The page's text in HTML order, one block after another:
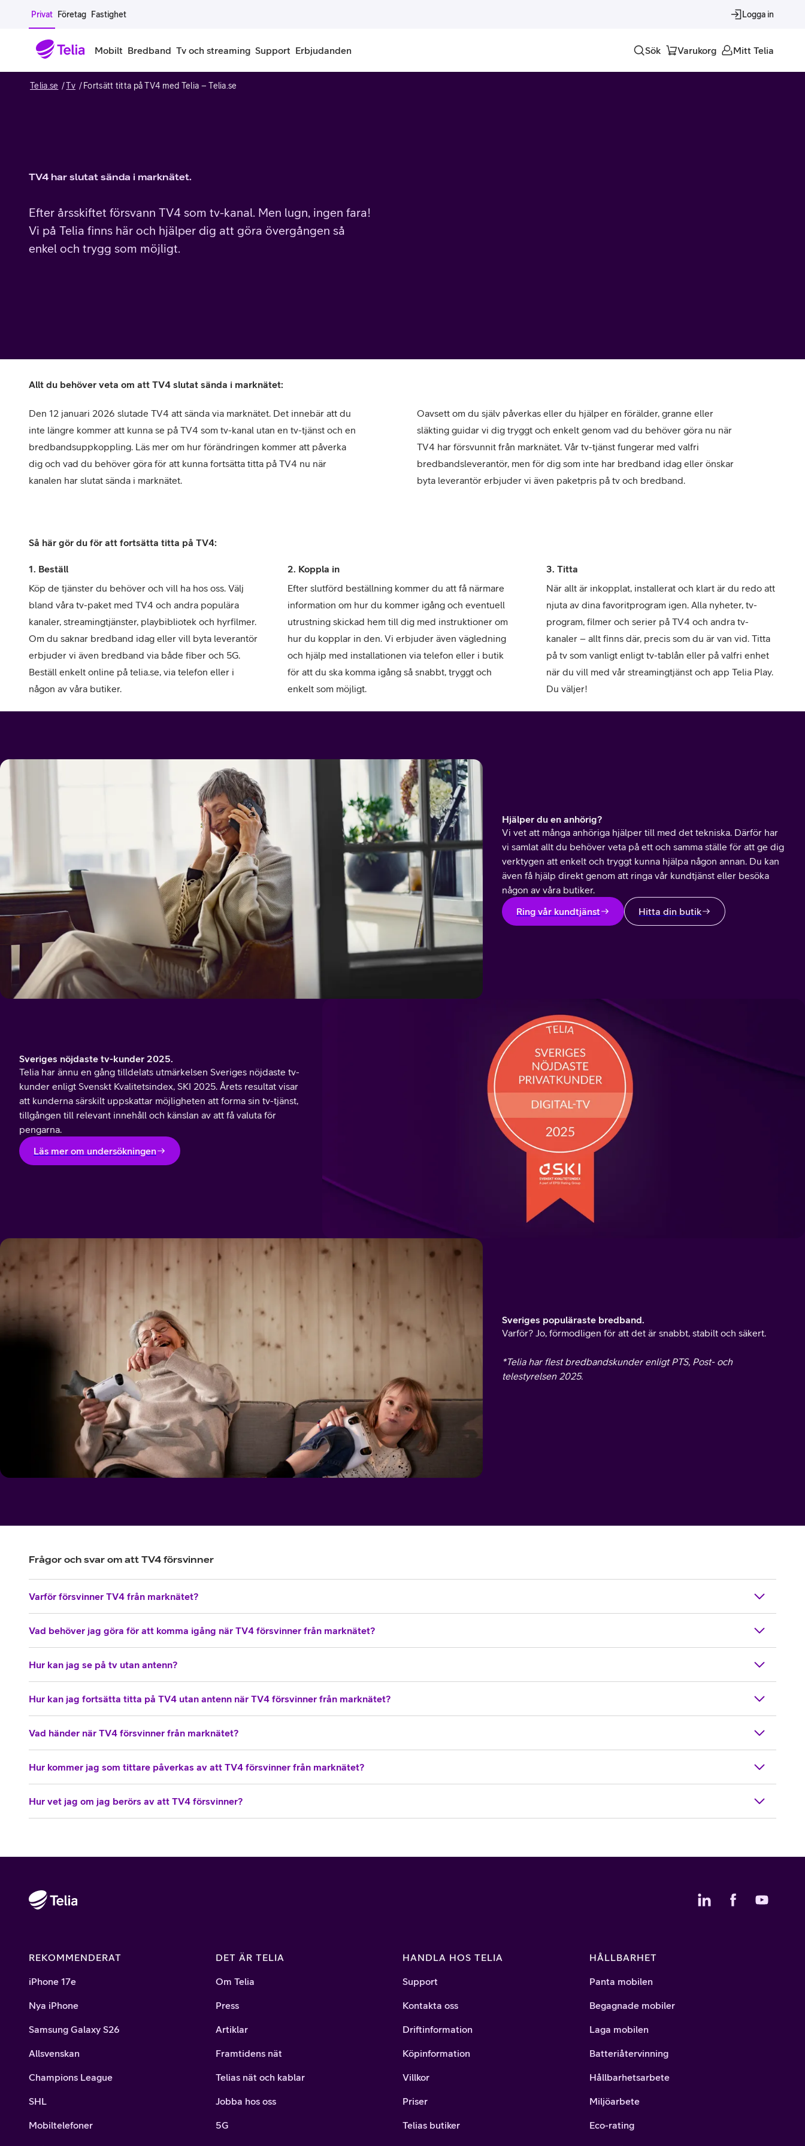
Gå till sidans innehåll
Privat Företag Fastighet Logga in
Mobilt
Google Pixel
Alla mobiltelefoner
Begagnade mobiltelefoner
Mobilabonnemang för pensionär
Samsung Galaxy Watch
Alla smartwatches
Wifi Surfplattor
Bredband Tv och streaming Support Erbjudanden Sök Varukorg Mitt Telia
Telia.se Tv Fortsätt titta på TV4 med Telia – Telia.se
TV4 har slutat sända i marknätet.
Efter årsskiftet försvann TV4 som tv-kanal. Men lugn, ingen fara!
Vi på Telia finns här och hjälper dig att göra övergången så
enkel och trygg som möjligt.
Allt du behöver veta om att TV4 slutat sända i marknätet:
Den 12 januari 2026 slutade TV4 att sända via marknätet. Det innebär att du
inte längre kommer att kunna se på TV4 som tv-kanal utan en tv-tjänst och en
bredbandsuppkoppling. Läs mer om hur förändringen kommer att påverka
dig och vad du behöver göra för att kunna fortsätta titta på TV4 nu när
kanalen har slutat sända i marknätet.
Oavsett om du själv påverkas eller du hjälper en förälder, granne eller
släkting guidar vi dig tryggt och enkelt genom vad du behöver göra nu när
TV4 har försvunnit från marknätet. Vår tv-tjänst fungerar med valfri
bredbandsleverantör, men för dig som inte har bredband idag eller önskar
byta leverantör erbjuder vi även paketpris på tv och bredband.
Så här gör du för att fortsätta titta på TV4:
1. Beställ
Köp de tjänster du behöver och vill ha hos oss. Välj
bland våra tv-paket med TV4 och andra populära
kanaler, streamingtjänster, playbibliotek och hyrfilmer.
Om du saknar bredband idag eller vill byta leverantör
erbjuder vi även bredband via både fiber och 5G.
Beställ enkelt online på telia.se, via telefon eller i
någon av våra butiker.
2. Koppla in
Efter slutförd beställning kommer du att få närmare
information om hur du kommer igång och eventuell
utrustning skickad hem till dig med instruktioner om
hur du kopplar in den. Vi erbjuder även vägledning
och hjälp med installationen via telefon eller i butik
för att du ska komma igång så snabbt, tryggt och
enkelt som möjligt.
3. Titta
När allt är inkopplat, installerat och klart är du redo att
njuta av dina favoritprogram igen. Alla nyheter, tv-
program, filmer och serier på TV4 och andra tv-
kanaler – allt finns där, precis som du är van vid. Titta
på tv som vanligt enligt tv-tablån eller på valfri enhet
när du vill med vår streamingtjänst och app Telia Play.
Du väljer!
Hjälper du en anhörig?
Vi vet att många anhöriga hjälper till med det tekniska. Därför har
vi samlat allt du behöver veta på ett och samma ställe för att ge dig
verktygen att enkelt och tryggt kunna hjälpa någon annan. Du kan
även få hjälp direkt genom att ringa vår kundtjänst eller besöka
någon av våra butiker.
Ring vår kundtjänst
Hitta din butik
Sveriges nöjdaste tv-kunder 2025.
Telia har ännu en gång tilldelats utmärkelsen Sveriges nöjdaste tv-
kunder enligt Svenskt Kvalitetsindex, SKI 2025. Årets resultat visar
att kunderna särskilt uppskattar möjligheten att forma sin tv-tjänst,
tillgången till relevant innehåll och känslan av att få valuta för
pengarna.
Läs mer om undersökningen
Sveriges populäraste bredband.
Varför? Jo, förmodligen för att det är snabbt, stabilt och säkert.
*Telia har flest bredbandskunder enligt PTS, Post- och
telestyrelsen 2025.
Frågor och svar om att TV4 försvinner
Varför försvinner TV4 från marknätet?
Vad behöver jag göra för att komma igång när TV4 försvinner från marknätet?
Hur kan jag se på tv utan antenn?
Hur kan jag fortsätta titta på TV4 utan antenn när TV4 försvinner från marknätet?
Vad händer när TV4 försvinner från marknätet?
Hur kommer jag som tittare påverkas av att TV4 försvinner från marknätet?
Hur vet jag om jag berörs av att TV4 försvinner?
REKOMMENDERAT
iPhone 17e
Nya iPhone
Samsung Galaxy S26
Allsvenskan
Champions League
SHL
Mobiltelefoner
DET ÄR TELIA
Om Telia
Press
Artiklar
Framtidens nät
Telias nät och kablar
Jobba hos oss
5G
HANDLA HOS TELIA
Support
Kontakta oss
Driftinformation
Köpinformation
Villkor
Priser
Telias butiker
HÅLLBARHET
Panta mobilen
Begagnade mobiler
Laga mobilen
Batteriåtervinning
Hållbarhetsarbete
Miljöarbete
Eco-rating